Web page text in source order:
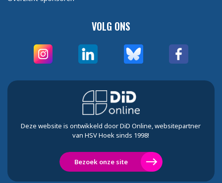
VOLG ONS
Deze website is ontwikkeld door DiD Online, websitepartner
van HSV Hoek sinds 1998!
Bezoek onze site